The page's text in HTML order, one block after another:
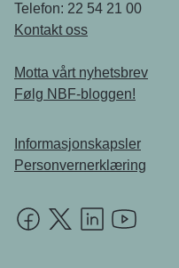
Telefon: 22 54 21 00
Kontakt oss
Motta vårt nyhetsbrev
Følg NBF-bloggen!
Informasjonskapsler
Personvernerklæring